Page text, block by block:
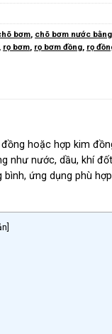
bơm, chõ bơm nước
, rọ bơm, rọ bơm đồng, rọ
hoặc hợp kim
như nước, dầu, khí
ứng dụng phù